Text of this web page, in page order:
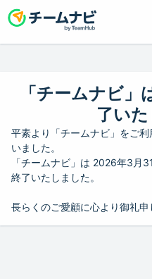
「チームナビ
了い
平素より「チームナビ」をご
いました。
「チームナビ」は 2026年3月
終了いたしました。
長らくのご愛顧に心より御礼申